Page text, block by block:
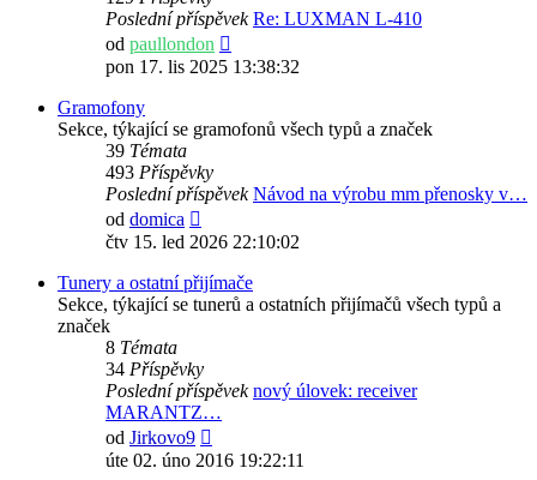
Poslední příspěvek Re: LUXMAN L-410
od paullondon
poslední
pon 17. lis 2025 13:38:32
Gramofony
Sekce, týkající se gramofonů všech typů a značek
39 Témata
493 Příspěvky
Poslední příspěvek Návod na výrobu mm přenosky v…
od domica
poslední
čtv 15. led 2026 22:10:02
Tunery a ostatní přijímače
Sekce, týkající se tunerů a ostatních přijímačů všech typů a
značek
8 Témata
34 Příspěvky
Poslední příspěvek nový úlovek: receiver
MARANTZ…
od Jirkovo9
poslední
úte 02. úno 2016 19:22:11